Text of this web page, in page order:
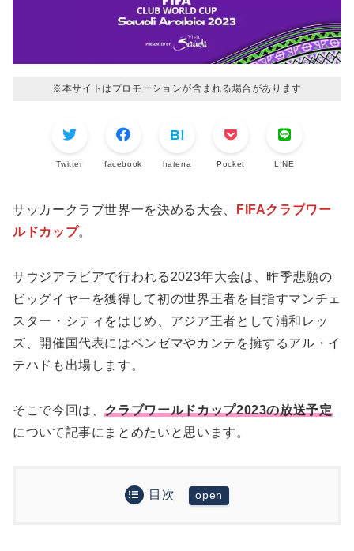
※本サイトはプロモーションが含まれる場合があります
Twitter facebook hatena Pocket LINE
サッカークラブ世界一を決める大会、
FIFAクラブワー
ルドカップ。
サウジアラビアで行われる2023年大会は、昨季悲願の
ビッグイヤーを獲得して初の世界王者を目指すマンチェ
スター・シティをはじめ、アジア王者として浦和レッ
ズ、開催国代表にはベンゼマやカンテを擁するアル・イ
テハドも出場します。
そこで今回は、クラブワールドカップ2023の放送予定
について記事にまとめたいと思います。
目次